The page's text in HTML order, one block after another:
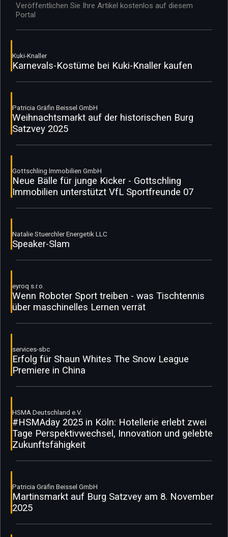
Veröffentlichen Sie Ihre Artikel kostenlos auf diesem
Portal
Kuki-Knaller
Karnevals-Kostüme bei Kuki-Knaller kaufen
Patricia Gräfin Beissel GmbH
Weihnachtsmarkt auf der historischen Burg
Satzvey 2025
Gottschling Immobilien GmbH
Neue Bälle für junge Kicker - Gottschling
Immobilien unterstützt VfL Sportfreunde 07
Natalie Stuerchler Energetik LLC
Speaker-Slam
eyroq s.r.o.
Wenn Roboter Sport treiben - was Tischtennis
über maschinelles Lernen verrät
services-sbc
Erfolg für Shaun Whites The Snow League
Premiere in China
HSMA Deutschland e.V.
#HSMAday 2025 in Köln: Hotellerie erlebt zwei
Tage Perspektivwechsel, Innovation und gelebte
Zukunftsfähigkeit
Patricia Gräfin Beissel GmbH
Martinsmarkt auf Burg Satzvey am 8. November
2025